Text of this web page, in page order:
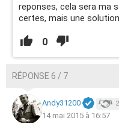
reponses, cela sera ma
certes, mais une
0
RÉPONSE 6 / 7
Andy31200
14 mai 2015 à 16:57